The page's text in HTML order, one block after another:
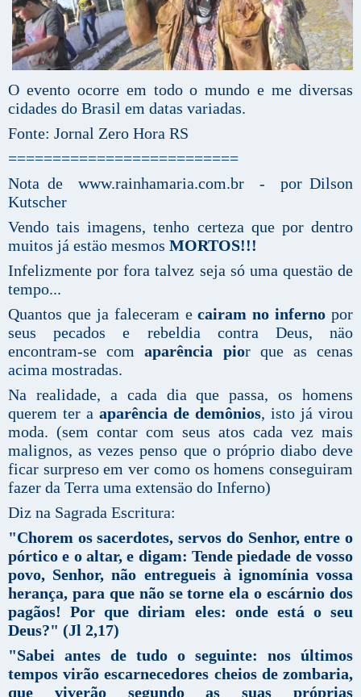
O evento ocorre em todo o mundo e me diversas
cidades do Brasil em datas variadas.
Fonte: Jornal Zero Hora RS
==========================
Nota de www.rainhamaria.com.br - por Dilson
Kutscher
Vendo tais imagens, tenho certeza que por dentro
muitos já estäo mesmos MORTOS!!!
Infelizmente por fora talvez seja só uma questäo de
tempo...
Quantos que ja faleceram ecairam no inferno por
seus pecados e rebeldia contra Deus, näo
encontram-se comaparência pior que as cenas
acima mostradas.
Na realidade, a cada dia que passa, os homens
querem ter a aparência de demônios, isto já virou
moda. (sem contar com seus atos cada vez mais
malignos, as vezes penso que o próprio diabo deve
ficar surpreso em ver como os homens conseguiram
fazer da Terra uma extensäo do Inferno)
Diz na Sagrada Escritura:
"Chorem os sacerdotes, servos do Senhor, entre o
pórtico e o altar, e digam: Tende piedade de vosso
povo, Senhor, não entregueis à ignomínia vossa
herança, para que não se torne ela o escárnio dos
pagãos! Por que diriam eles: onde está o seu
Deus?" (Jl 2,17)
"Sabei antes de tudo o seguinte: nos últimos
tempos virão escarnecedores cheios de zombaria,
que viverão segundo as suas próprias